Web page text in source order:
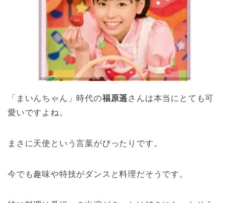
「まいんちゃん」時代の福原遥さんは本当にとても可
愛いですよね。
まさに天使という言葉がぴったりです。
今でも趣味や特技がダンスと料理だそうです。